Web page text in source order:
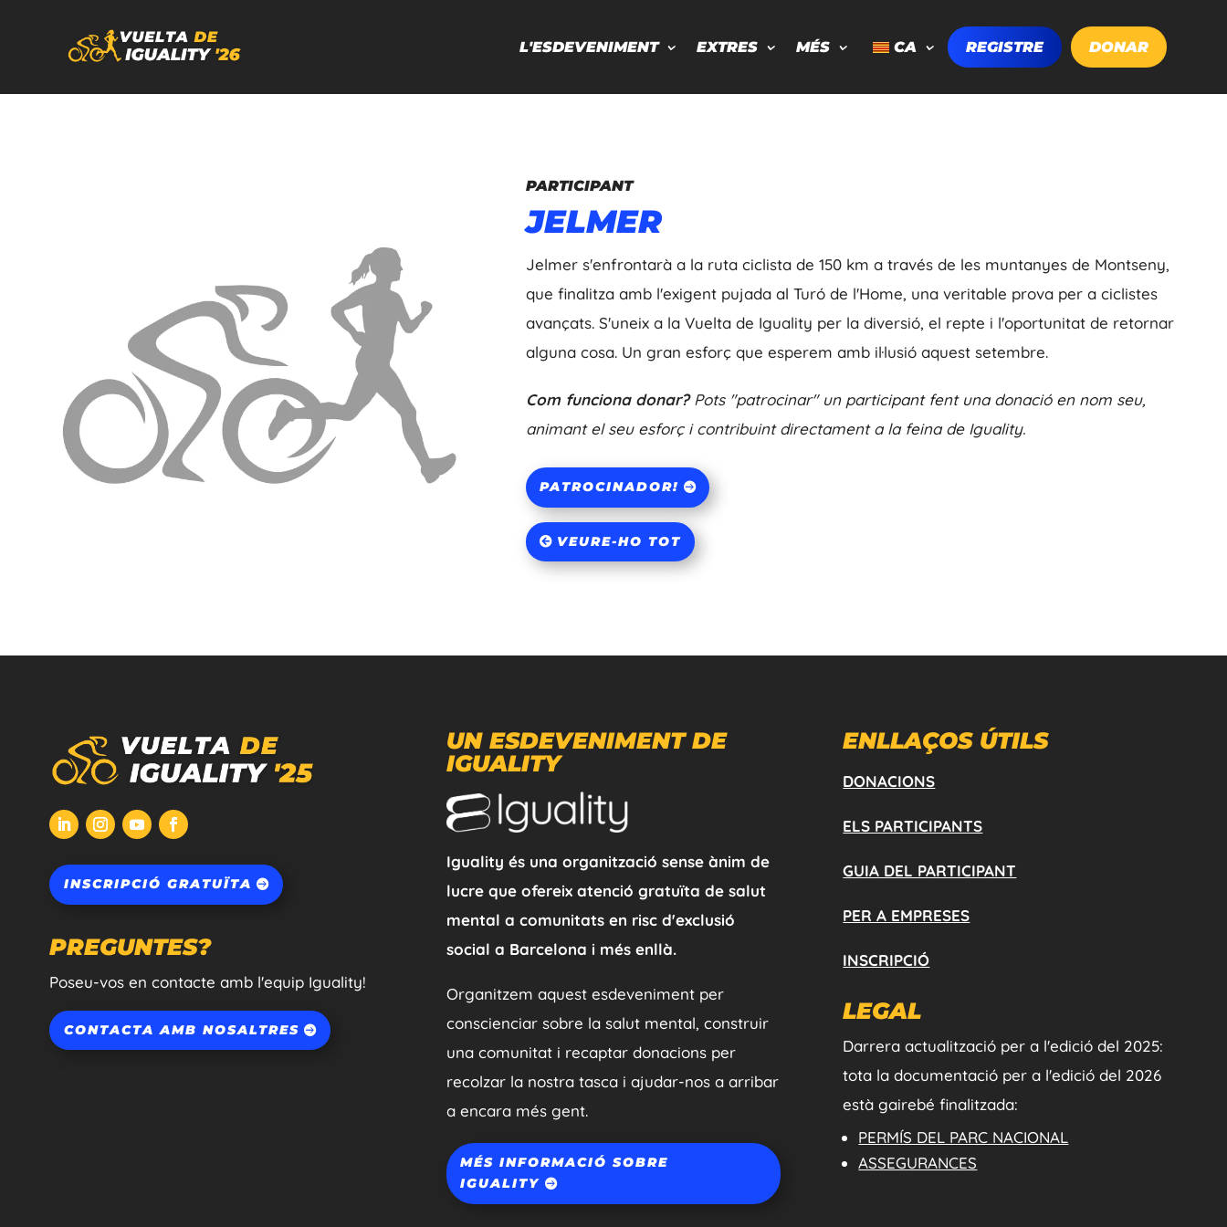
L'ESDEVENIMENT EXTRES MÉS CA REGISTRE DONAR
PARTICIPANT
JELMER
Jelmer s'enfrontarà a la ruta ciclista de 150 km a través de les muntanyes de Montseny,
que finalitza amb l'exigent pujada al Turó de l'Home, una veritable prova per a ciclistes
avançats. S'uneix a la Vuelta de Iguality per la diversió, el repte i l'oportunitat de retornar
alguna cosa. Un gran esforç que esperem amb il·lusió aquest setembre.
Com funciona donar?Pots "patrocinar" un participant fent una donació en nom seu,
animant el seu esforç i contribuint directament a la feina de Iguality.
PATROCINADOR!
VEURE-HO TOT
INSCRIPCIÓ GRATUÏTA
PREGUNTES?
Poseu-vos en contacte amb l'equip Iguality!
CONTACTA AMB NOSALTRES
UN ESDEVENIMENT DE
IGUALITY
Iguality és una organització sense ànim de
lucre que ofereix atenció gratuïta de salut
mental a comunitats en risc d'exclusió
social a Barcelona i més enllà.
Organitzem aquest esdeveniment per
conscienciar sobre la salut mental, construir
una comunitat i recaptar donacions per
recolzar la nostra tasca i ajudar-nos a arribar
a encara més gent.
MÉS INFORMACIÓ SOBRE
IGUALITY
ENLLAÇOS ÚTILS
DONACIONS
ELS PARTICIPANTS
GUIA DEL PARTICIPANT
PER A EMPRESES
INSCRIPCIÓ
LEGAL
Darrera actualització per a l'edició del 2025:
tota la documentació per a l'edició del 2026
està gairebé finalitzada:
PERMÍS DEL PARC NACIONAL
ASSEGURANCES